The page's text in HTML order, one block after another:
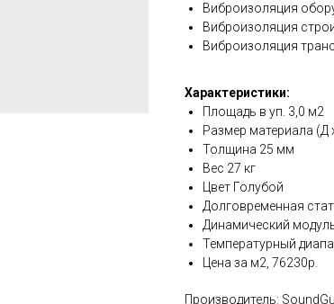
Виброизоляция
Виброизоляция
Виброизоляция
Характеристики:
Площадь в уп. 3,0 м2
Размер материала (Д
Толщина 25 мм
Вес 27 кг
Цвет Голубой
Долговременная
Динамический
Температурный
Цена за м2, 76230р.
Производитель: